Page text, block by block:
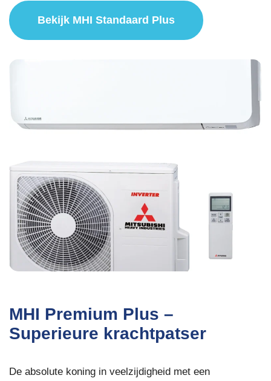
Bekijk MHI Standaard Plus
MHI Premium Plus –
Superieure krachtpatser
De absolute koning in veelzijdigheid met een